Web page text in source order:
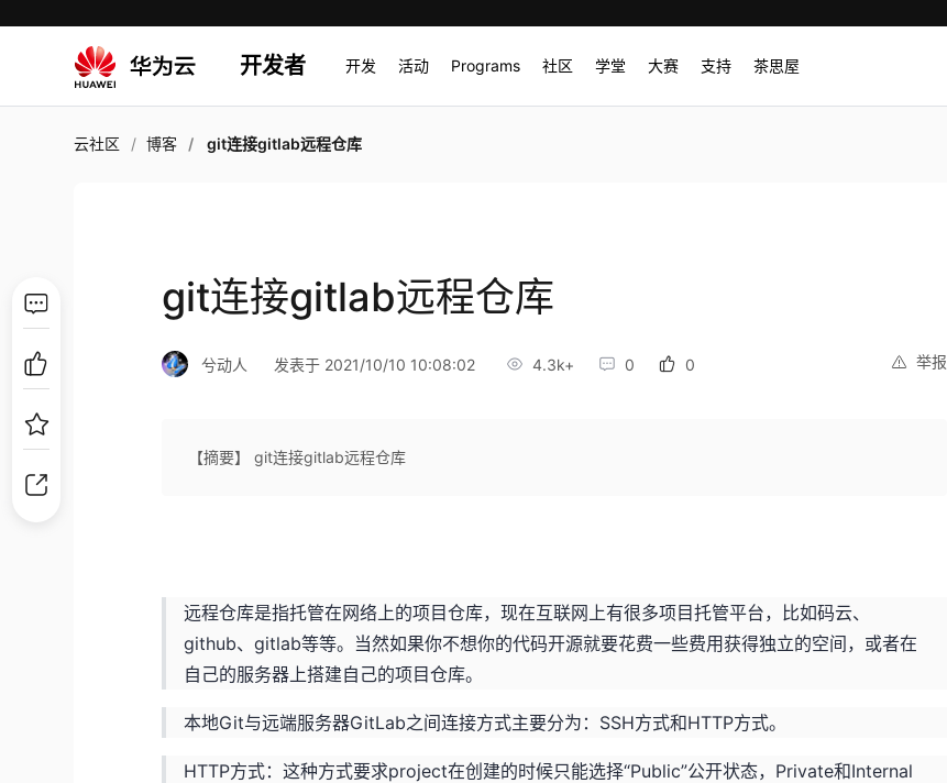
开发者 开发 活动 Programs 社区 学堂 大赛 支持 茶思屋
云社区 博客 git连接gitlab远程仓库
git连接gitlab远程仓库
举报
兮动人 发表于 2021/10/10 10:08:02 4.3k+ 0 0
【摘要】 git连接gitlab远程仓库
远程仓库是指托管在网络上的项目仓库，现在互联网上有很多项目托管平台，比如码云、
github、gitlab等等。当然如果你不想你的代码开源就要花费一些费用获得独立的空间，或者在
自己的服务器上搭建自己的项目仓库。
本地Git与远端服务器GitLab之间连接方式主要分为：SSH方式和HTTP方式。
HTTP方式：这种方式要求project在创建的时候只能选择“Public”公开状态，Private和Internal